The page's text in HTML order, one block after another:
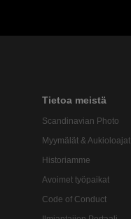
Tietoa meistä
Scandinavian Photo
Myymälät & Aukioloajat
Historiamme
Avoimet työpaikat
Code of Conduct